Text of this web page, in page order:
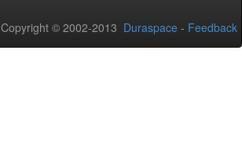
Copyright © 2002-2013 Duraspace - Feedback